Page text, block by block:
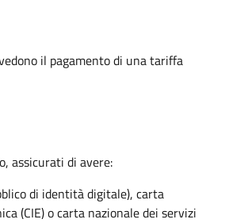
il pagamento di una tariffa
assicurati di avere:
di identità digitale), carta
(CIE) o carta nazionale dei servizi